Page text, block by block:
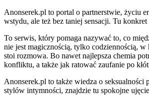
Anonserek.pl to portal o partnerstwie, życiu
wstydu, ale też bez taniej sensacji. Tu
To serwis, który pomaga nazywać to, co
nie jest magicznością, tylko codziennością,
stoi rozmowa. Bo nawet najlepsza chemia
konfliktu, a także jak ratować zaufanie po
Anonserek.pl to także wiedza o
stylów intymności, znajdzie tu spokojne